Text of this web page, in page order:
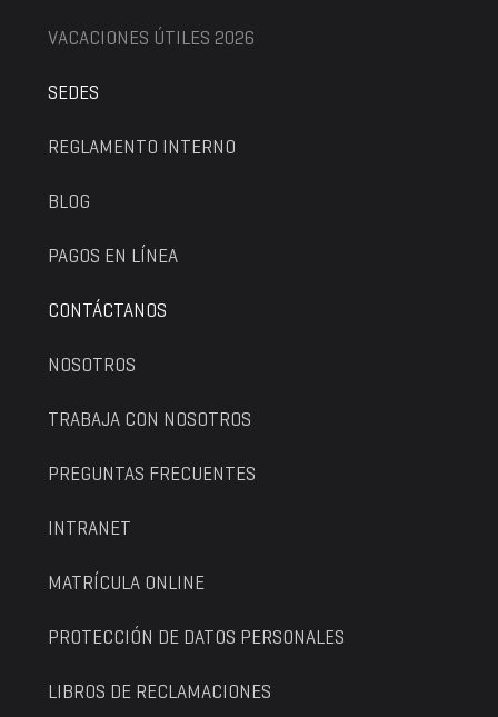
VACACIONES ÚTILES 2026
SEDES
REGLAMENTO INTERNO
BLOG
PAGOS EN LÍNEA
CONTÁCTANOS
NOSOTROS
TRABAJA CON NOSOTROS
PREGUNTAS FRECUENTES
INTRANET
MATRÍCULA ONLINE
PROTECCIÓN DE DATOS PERSONALES
LIBROS DE RECLAMACIONES